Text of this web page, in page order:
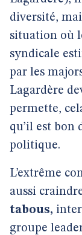
diversité,
situation où
syndicale
par les
Lagardère
permette,
qu’il est bon
politique.
L’extrême
aussi
tabous,
groupe